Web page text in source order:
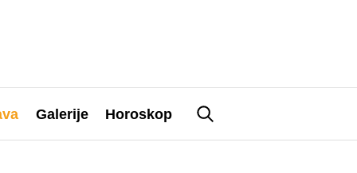
Galerije Horoskop